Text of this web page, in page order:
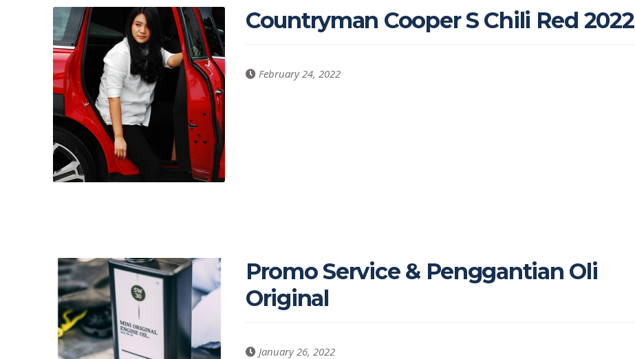
Countryman Cooper S Chili Red 2022
February 24, 2022
Promo Service & Penggantian Oli
Original
January 26, 2022